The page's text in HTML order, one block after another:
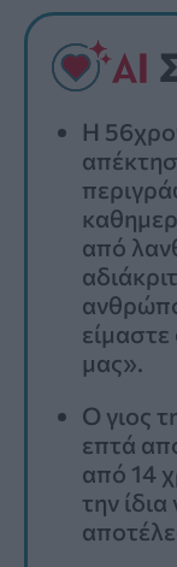
Η
από
μας».
Ο γιος
επτά
από 14
την